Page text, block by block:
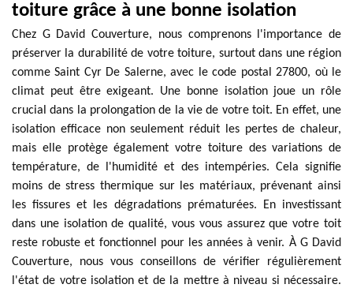
toiture grâce à une bonne isolation
Chez G David Couverture, nous comprenons l'importance de
préserver la durabilité de votre toiture, surtout dans une région
comme Saint Cyr De Salerne, avec le code postal 27800, où le
climat peut être exigeant. Une bonne isolation joue un rôle
crucial dans la prolongation de la vie de votre toit. En effet, une
isolation efficace non seulement réduit les pertes de chaleur,
mais elle protège également votre toiture des variations de
température, de l'humidité et des intempéries. Cela signifie
moins de stress thermique sur les matériaux, prévenant ainsi
les fissures et les dégradations prématurées. En investissant
dans une isolation de qualité, vous vous assurez que votre toit
reste robuste et fonctionnel pour les années à venir. À G David
Couverture, nous vous conseillons de vérifier régulièrement
l'état de votre isolation et de la mettre à niveau si nécessaire.